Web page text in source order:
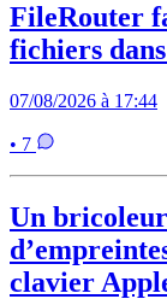
FileRouter
fichiers
07/08/2026 à 17:44
• 7
Un
clavier